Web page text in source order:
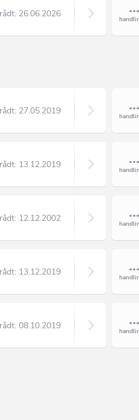
26.06.2026
27.05.2019
13.12.2019
12.12.2002
13.12.2019
08.10.2019